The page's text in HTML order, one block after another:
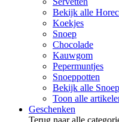
Bekijk alle
Koekjes
Snoep
Chocolade
Kauwgom
Pepermuntjes
Snoeppotten
Bekijk alle Snoep
Toon alle
Geschenken
Terug naar alle